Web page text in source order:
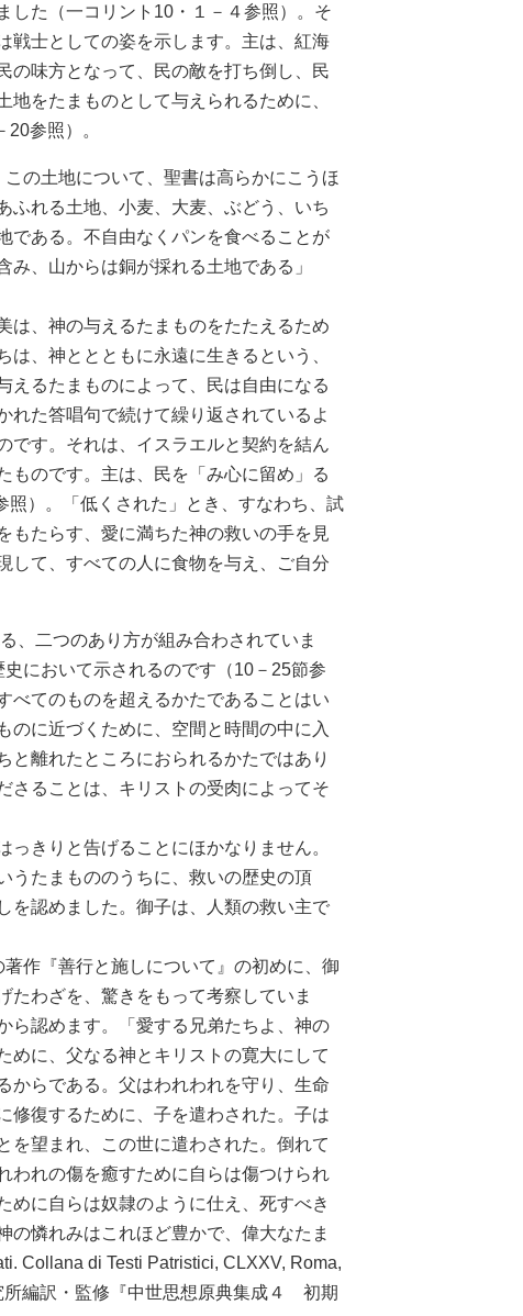
した（一コリント10・１－４参照）。そ
戦士としての姿を示します。主は、紅海
の味方となって、民の敵を打ち倒し、民
をたまものとして与えられるために、
参照）。
の土地について、聖書は高らかにこうほ
ふれる土地、小麦、大麦、ぶどう、いち
である。不自由なくパンを食べることが
、山からは銅が採れる土地である」
、神の与えるたまものをたたえるため
、神ととともに永遠に生きるという、
えるたまものによって、民は自由になる
れた答唱句で続けて繰り返されているよ
です。それは、イスラエルと契約を結ん
ものです。主は、民を「み心に留め」る
）。「低くされた」とき、すなわち、試
もたらす、愛に満ちた神の救いの手を見
して、すべての人に食物を与え、ご自分
二つのあり方が組み合わされていま
において示されるのです（10－25節参
べてのものを超えるかたであることはい
のに近づくために、空間と時間の中に入
と離れたところにおられるかたではあり
さることは、キリストの受肉によってそ
きりと告げることにほかなりません。
うたまもののうちに、救いの歴史の頂
を認めました。御子は、人類の救い主で
作『善行と施しについて』の初めに、御
たわざを、驚きをもって考察していま
ら認めます。「愛する兄弟たちよ、神の
めに、父なる神とキリストの寛大にして
からである。父はわれわれを守り、生命
修復するために、子を遣わされた。子は
を望まれ、この世に遣わされた。倒れて
われの傷を癒すために自らは傷つけられ
めに自らは奴隷のように仕え、死すべき
の憐れみはこれほど豊かで、偉大なたま
Collana di Testi Patristici, CLXXV, Roma,
所編訳・監修『中世思想原典集成４ 初期